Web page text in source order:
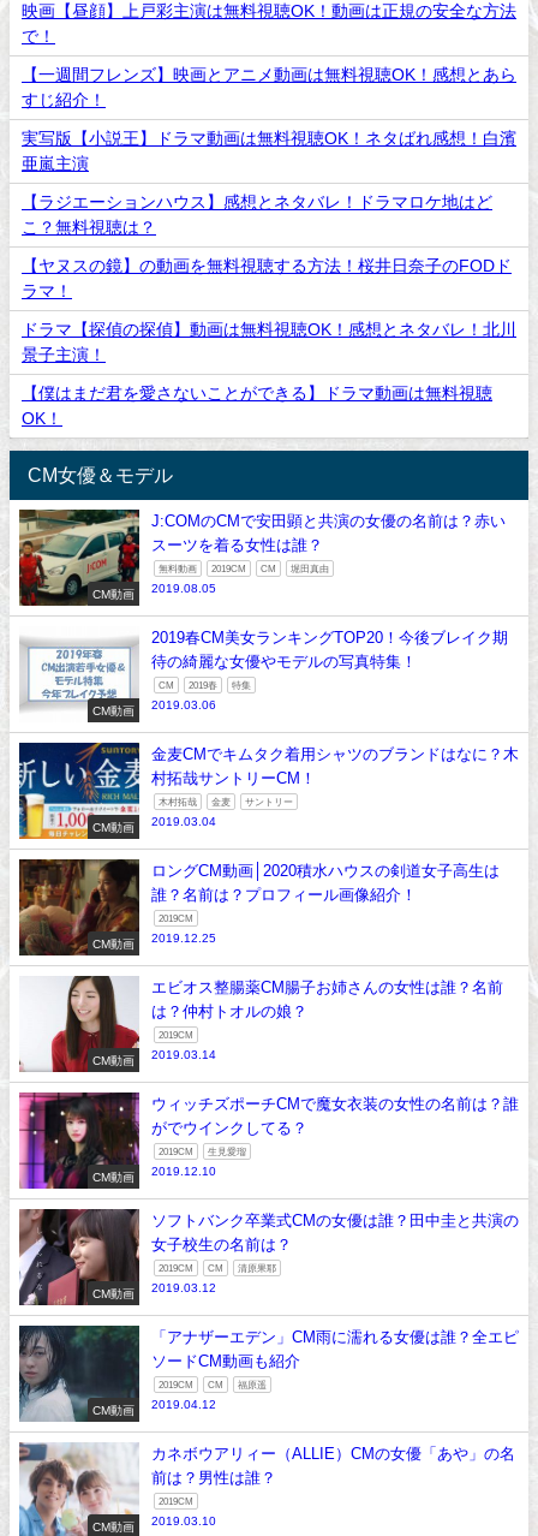
映画【昼顔】上戸彩主演は無料視聴OK！動画は正規の安全な方法
で！
【一週間フレンズ】映画とアニメ動画は無料視聴OK！感想とあら
すじ紹介！
実写版【小説王】ドラマ動画は無料視聴OK！ネタばれ感想！白濱
亜嵐主演
【ラジエーションハウス】感想とネタバレ！ドラマロケ地はど
こ？無料視聴は？
【ヤヌスの鏡】の動画を無料視聴する方法！桜井日奈子のFODド
ラマ！
ドラマ【探偵の探偵】動画は無料視聴OK！感想とネタバレ！北川
景子主演！
【僕はまだ君を愛さないことができる】ドラマ動画は無料視聴
OK！
CM女優＆モデル
CM動画
J:COMのCMで安田顕と共演の女優の名前は？赤い
スーツを着る女性は誰？
無料動画 2019CM CM 堀田真由
2019.08.05
CM動画
2019春CM美女ランキングTOP20！今後ブレイク期
待の綺麗な女優やモデルの写真特集！
CM 2019春 特集
2019.03.06
CM動画
金麦CMでキムタク着用シャツのブランドはなに？木
村拓哉サントリーCM！
木村拓哉 金麦 サントリー
2019.03.04
CM動画
ロングCM動画│2020積水ハウスの剣道女子高生は
誰？名前は？プロフィール画像紹介！
2019CM
2019.12.25
CM動画
エビオス整腸薬CM腸子お姉さんの女性は誰？名前
は？仲村トオルの娘？
2019CM
2019.03.14
CM動画
ウィッチズポーチCMで魔女衣装の女性の名前は？誰
がでウインクしてる？
2019CM 生見愛瑠
2019.12.10
CM動画
ソフトバンク卒業式CMの女優は誰？田中圭と共演の
女子校生の名前は？
2019CM CM 清原果耶
2019.03.12
CM動画
「アナザーエデン」CM雨に濡れる女優は誰？全エピ
ソードCM動画も紹介
2019CM CM 福原遥
2019.04.12
CM動画
カネボウアリィー（ALLIE）CMの女優「あや」の名
前は？男性は誰？
2019CM
2019.03.10